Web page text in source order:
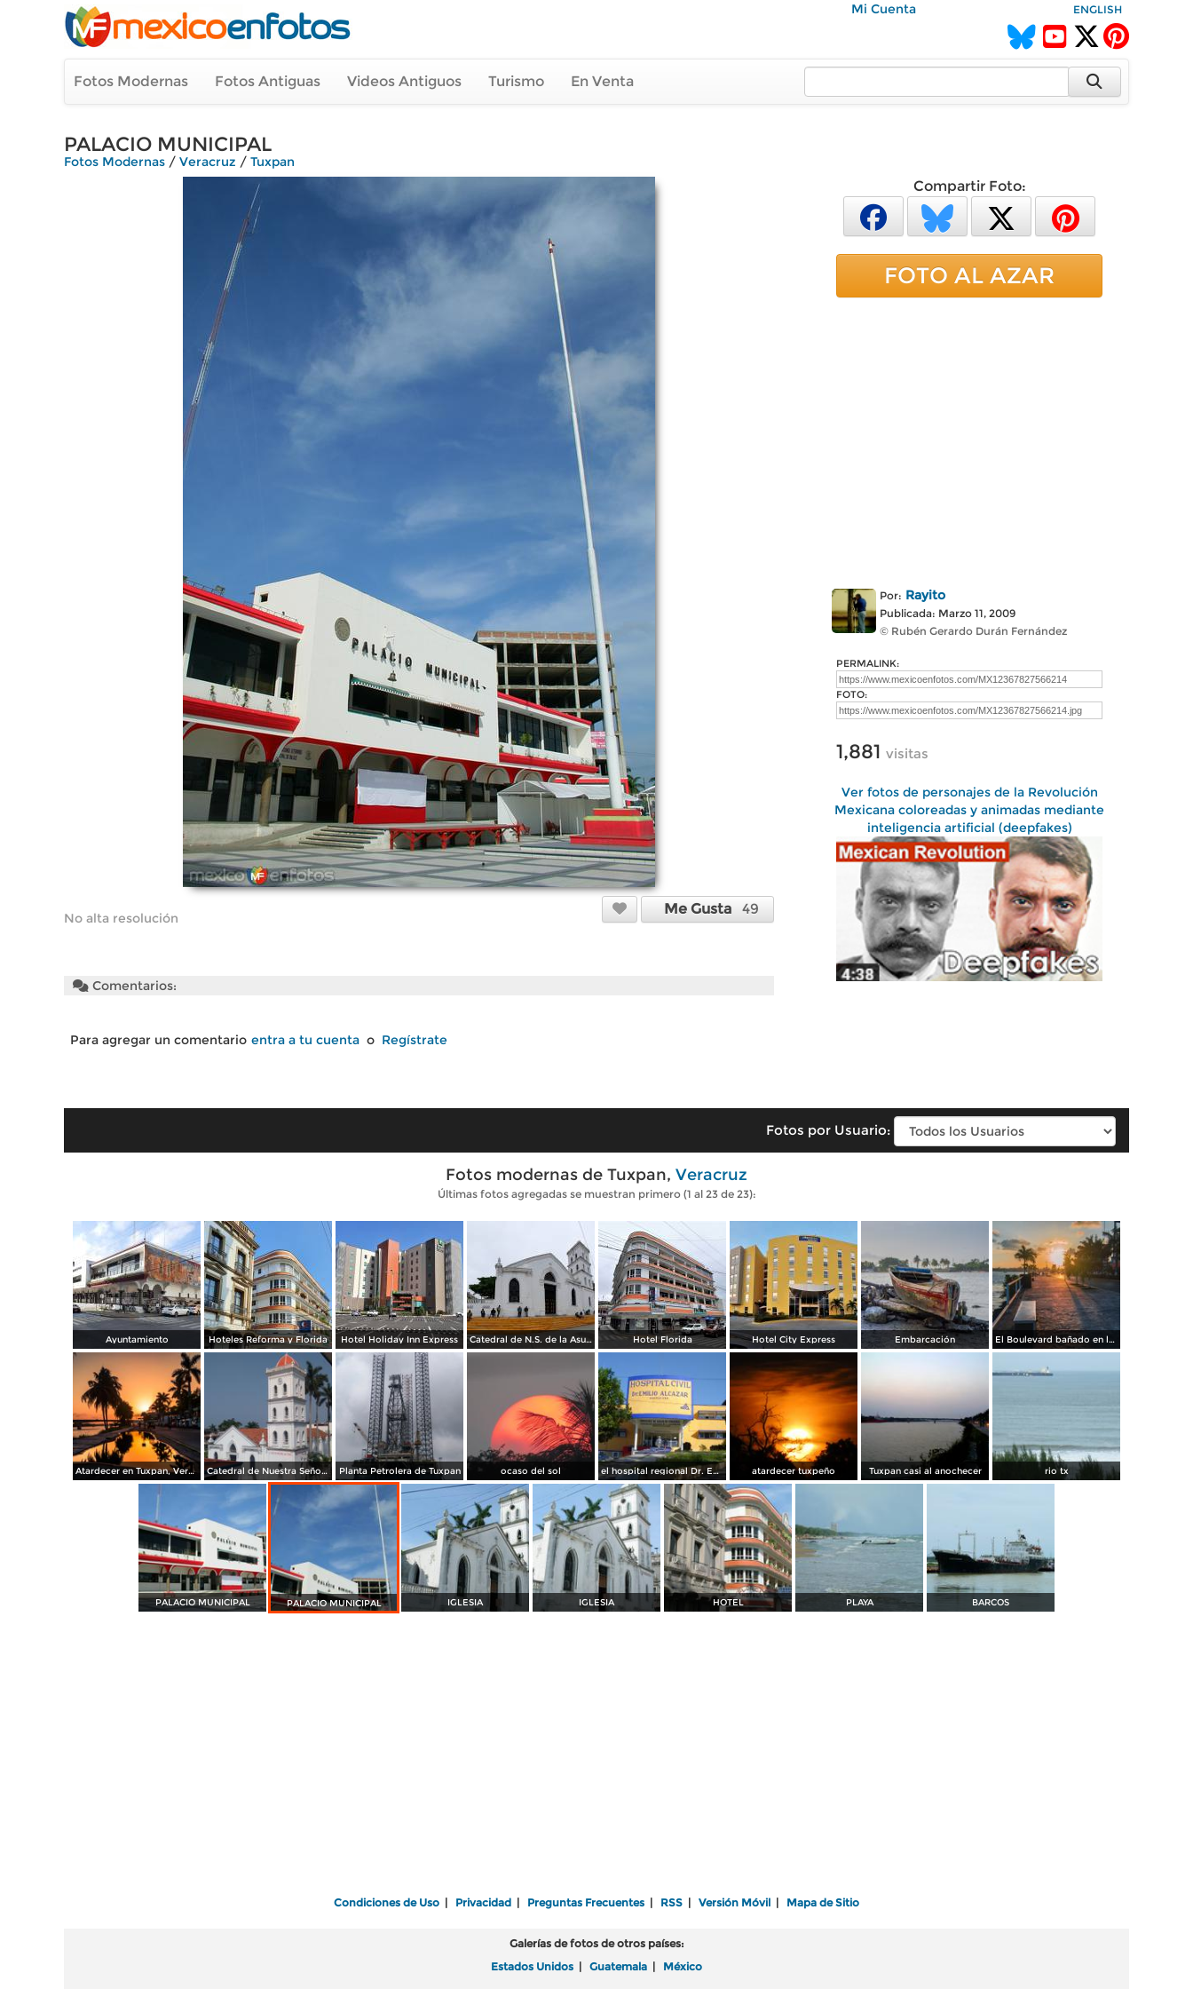
Mi Cuenta ENGLISH
Fotos Modernas Fotos Antiguas Videos Antiguos Turismo En Venta
PALACIO MUNICIPAL
Fotos Modernas / Veracruz / Tuxpan
No alta resolución
Me Gusta 49
Comentarios:
Para agregar un comentario entra a tu cuenta o Regístrate
Compartir Foto:
FOTO AL AZAR
Por: Rayito
Publicada: Marzo 11, 2009
© Rubén Gerardo Durán Fernández
PERMALINK:
FOTO:
1,881 visitas
Ver fotos de personajes de la Revolución
Mexicana coloreadas y animadas mediante
inteligencia artificial (deepfakes)
Fotos por Usuario:
Fotos modernas de Tuxpan, Veracruz
Últimas fotos agregadas se muestran primero (1 al 23 de 23):
Ayuntamiento Hoteles Reforma y Florida Hotel Holiday Inn Express Catedral de N.S. de la Asunción Hotel Florida Hotel City Express Embarcación El Boulevard bañado en luz del sol.
Atardecer en Tuxpan, Veracruz. Catedral de Nuestra Señora de la Asunción Planta Petrolera de Tuxpan ocaso del sol el hospital regional Dr. Emilio Alcazar de sesver tuxpan, ver. atardecer tuxpeño Tuxpan casi al anochecer rio tx
PALACIO MUNICIPAL PALACIO MUNICIPAL IGLESIA IGLESIA HOTEL PLAYA BARCOS
Condiciones de Uso Privacidad Preguntas Frecuentes RSS Versión Móvil Mapa de Sitio
Galerías de fotos de otros países:
Estados Unidos
Guatemala México